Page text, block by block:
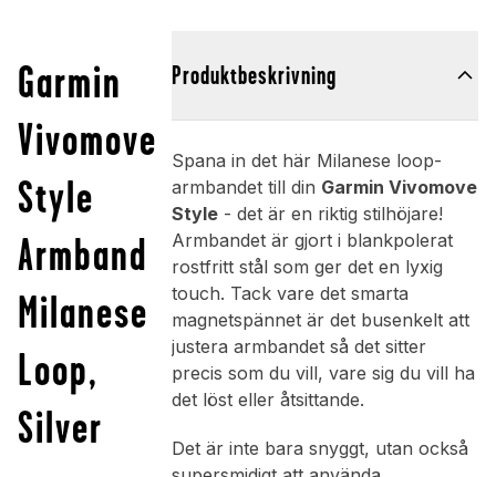
Garmin
Vivomove
Style
Armband
Milanese
Loop,
Silver
Produktbeskrivning
Spana in det här Milanese loop-
armbandet till din Garmin Vivomove
Style- det är en riktig stilhöjare!
Armbandet är gjort i blankpolerat
rostfritt stål som ger det en lyxig
touch. Tack vare det smarta
magnetspännet är det busenkelt att
justera armbandet så det sitter
precis som du vill, vare sig du vill ha
det löst eller åtsittande.
Det är inte bara snyggt, utan också